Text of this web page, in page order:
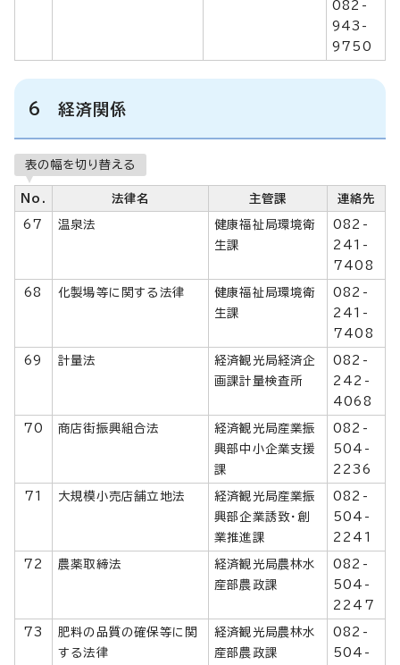
082-
943-
9750
6 経済関係
表の幅を切り替える
No. 法律名 主管課 連絡先
67 温泉法
健康福祉局環境衛
生課
082-
241-
7408
68 化製場等に関する法律
健康福祉局環境衛
生課
082-
241-
7408
69 計量法
経済観光局経済企
画課計量検査所
082-
242-
4068
70 商店街振興組合法
経済観光局産業振
興部中小企業支援
課
082-
504-
2236
71 大規模小売店舗立地法
経済観光局産業振
興部企業誘致・創
業推進課
082-
504-
2241
72 農薬取締法
経済観光局農林水
産部農政課
082-
504-
2247
73
肥料の品質の確保等に関
する法律
経済観光局農林水
産部農政課
082-
504-